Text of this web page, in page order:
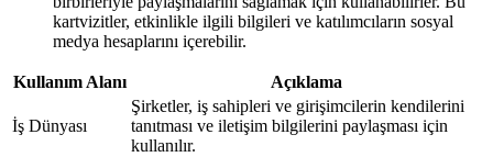
kartvizitler, etkinlikle ilgili bilgileri ve katılımcıların sosyal
medya hesaplarını içerebilir.
Kullanım Alanı Açıklama
İş Dünyası
Şirketler, iş sahipleri ve girişimcilerin kendilerini
tanıtması ve iletişim bilgilerini paylaşması için
kullanılır.